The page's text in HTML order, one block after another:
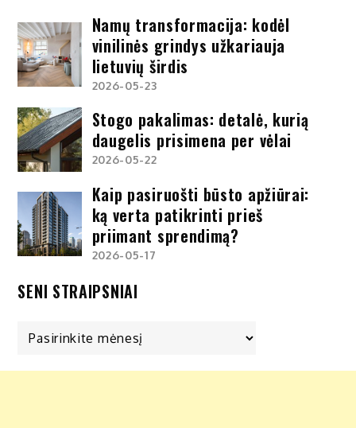
Namų transformacija: kodėl
vinilinės grindys užkariauja
lietuvių širdis
2026-05-23
Stogo pakalimas: detalė, kurią
daugelis prisimena per vėlai
2026-05-22
Kaip pasiruošti būsto apžiūrai:
ką verta patikrinti prieš
priimant sprendimą?
2026-05-17
SENI STRAIPSNIAI